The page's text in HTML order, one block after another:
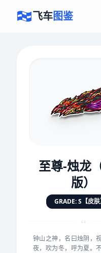
飞车图鉴
至尊-烛龙
版）
GRADE: S【皮
“
钟山之神，名曰烛阴，
夜，吹为冬，呼为夏。
评价赛车
对抗
★★
★★★★